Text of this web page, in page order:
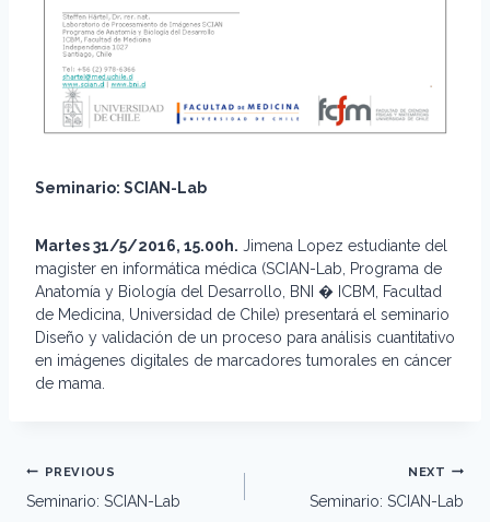
Seminario: SCIAN-Lab
Martes 31/5/2016, 15.00h. Jimena Lopez estudiante del
magister en informática médica (SCIAN-Lab, Programa de
Anatomía y Biología del Desarrollo, BNI � ICBM, Facultad
de Medicina, Universidad de Chile) presentará el seminario
Diseño y validación de un proceso para análisis cuantitativo
en imágenes digitales de marcadores tumorales en cáncer
de mama.
Post
navigation
PREVIOUS
Seminario: SCIAN-Lab
NEXT
Seminario: SCIAN-Lab